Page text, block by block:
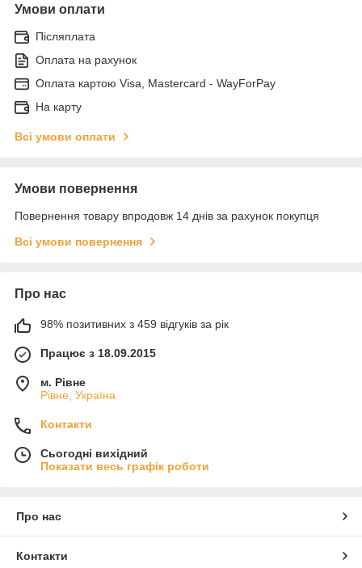
Умови оплати
Післяплата
Оплата на рахунок
Оплата картою Visa, Mastercard - WayForPay
На карту
Всі умови оплати
Умови повернення
Повернення товару впродовж 14 днів за рахунок покупця
Всі умови повернення
Про нас
98% позитивних з 459 відгуків за рік
Працює з 18.09.2015
м. Рівне
Рівне, Україна
Контакти
Сьогодні вихідний
Показати весь графік роботи
Про нас
Контакти